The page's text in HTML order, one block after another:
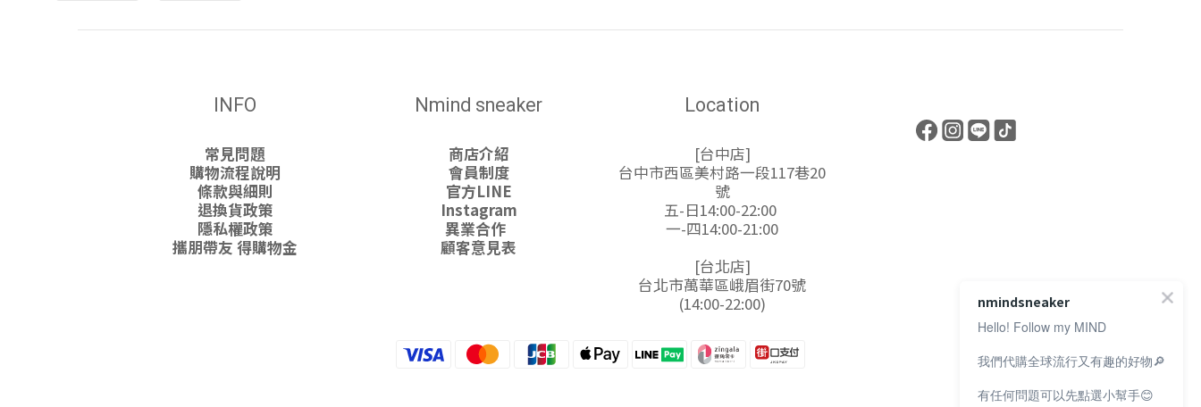
INFO
常見問題
購物流程說明
條款與細則
退換貨政策
隱私權政策
攜朋帶友 得購物金
Nmind sneaker
商店介紹
會員制度
官方LINE
Instagram
異業合作
顧客意見表
Location
[台中店]
台中市西區美村路一段117巷20
號
五-日14:00-22:00
一-四14:00-21:00
[台北店]
台北市萬華區峨眉街70號
(14:00-22:00)
nmindsneaker
Hello! Follow my MIND
我們代購全球流行又有趣的好物🔎
有任何問題可以先點選小幫手😊